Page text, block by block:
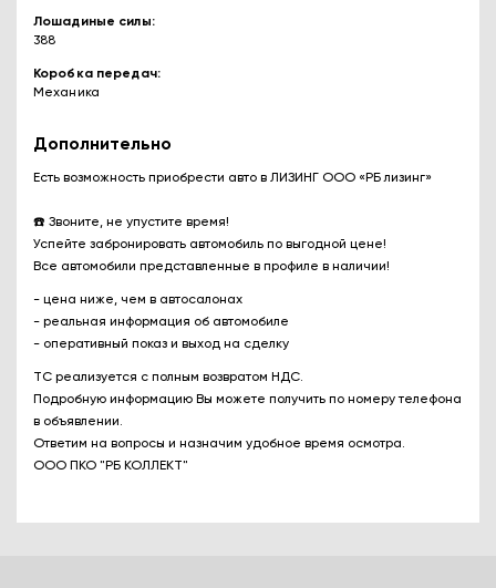
Лошадиные силы
388
Коробка передач
Механика
Дополнительно
Есть возможность приобрести авто в ЛИЗИНГ ООО «РБ лизинг»
☎️ Звоните, не упустите время!
Успейте забронировать автомобиль по выгодной цене!
Все автомобили представленные в профиле в наличии!
- цена ниже, чем в автосалонах
- реальная информация об автомобиле
- оперативный показ и выход на сделку
ТС реализуется с полным возвратом НДС.
Подробную информацию Вы можете получить по номеру телефона
в объявлении.
Ответим на вопросы и назначим удобное время осмотра.
ООО ПКО "РБ КОЛЛЕКТ"